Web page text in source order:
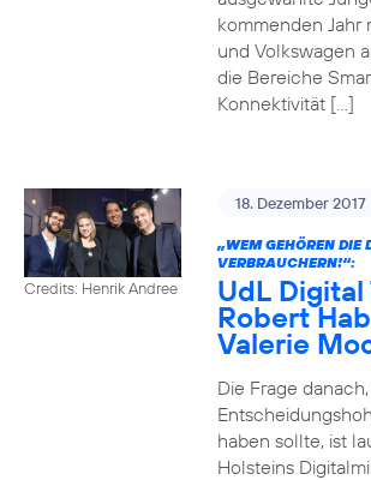
kommenden Jahr
und Volkswagen
die Bereiche
Konnektivität […]
Credits: Henrik Andree
18. Dezember 2017
„WEM GEHÖREN DIE
VERBRAUCHERN!“:
UdL Digital
Robert
Valerie
Die Frage
haben sollte, ist
Holsteins